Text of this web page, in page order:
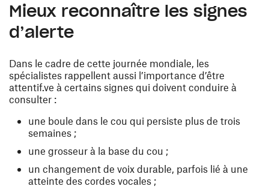
Mieux reconnaître les signes
d’alerte
Dans le cadre de cette journée mondiale, les
spécialistes rappellent aussi l’importance d’être
attentif.ve à certains signes qui doivent conduire à
consulter :
une boule dans le cou qui persiste plus de trois
semaines ;
une grosseur à la base du cou ;
un changement de voix durable, parfois lié à une
atteinte des cordes vocales ;